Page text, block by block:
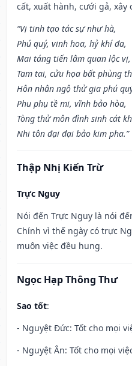
cất, xuất hành, cưới gả, xây
“Vị tinh tạo tác sự như hà,
Phú quý, vinh hoa, hỷ khí đa,
Mai táng tiến lâm quan lộc vị,
Tam tai, cửu họa bất phùng
Hôn nhân ngộ thử gia phú
Phu phụ tề mi, vĩnh bảo hòa,
Tòng thử môn đình sinh cát
Nhi tôn đại đại bảo kim pha.”
Thập Nhị Kiến Trừ
Trực Nguy
Nói đến Trực Nguy là nói
Chính vì thế ngày có trực
muôn việc đều hung.
Ngọc Hạp Thông Thư
Sao tốt:
- Nguyệt Đức: Tốt cho mọi
- Nguyệt Ân: Tốt cho mọi